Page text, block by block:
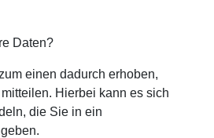
Daten?
einen dadurch erhoben,
Hierbei kann es sich
die Sie in ein